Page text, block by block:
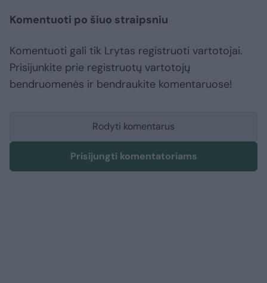
Komentuoti po šiuo straipsniu
Komentuoti gali tik Lrytas registruoti vartotojai.
Prisijunkite prie registruotų vartotojų
bendruomenės ir bendraukite komentaruose!
Rodyti komentarus
Prisijungti komentatoriams